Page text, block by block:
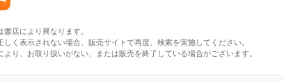
店により異なります。
く表示されない場合、販売サイトで再度、検索を実施してください。
り、お取り扱いがない、または販売を終了している場合がございます。